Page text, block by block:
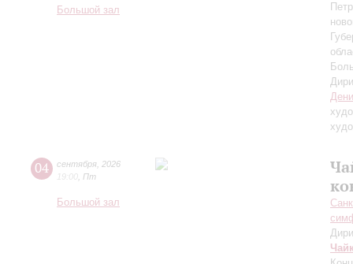
Большой зал
04 сентября 2026
19:00 Пт
Большой зал